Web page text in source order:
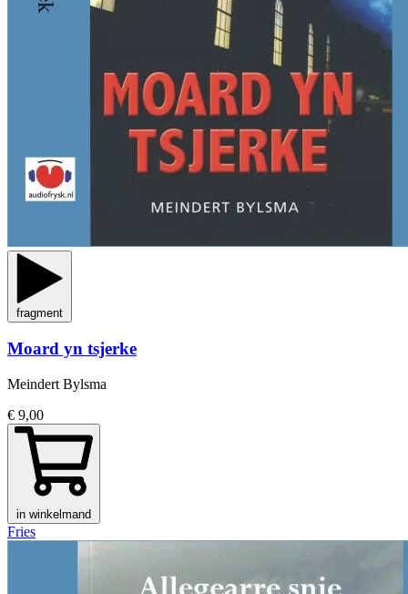
fragment
Moard yn tsjerke
Meindert Bylsma
€ 9,00
in winkelmand
Fries